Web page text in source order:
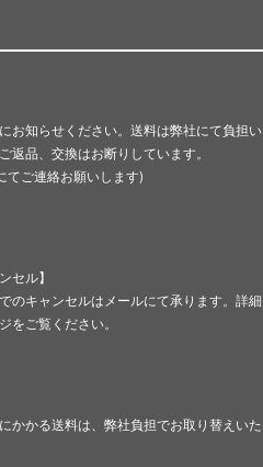
お知らせください。送料は弊社にて負担い
返品、交換はお断りしています。
ご連絡お願いします)
セル】
のキャンセルはメールにて承ります。詳細
をご覧ください。
かかる送料は、弊社負担でお取り替えいた